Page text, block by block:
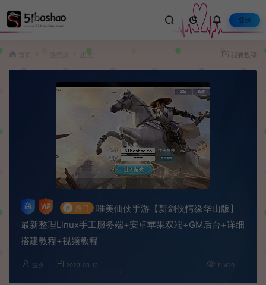
登录
手游资源 正文 我要投稿
# 热门
唯美仙侠手游【新剑侠情缘华山版】
最新整理Linux手工服务端+安卓苹果双端+GM后台+详细
搭建教程+视频教程
波少 2023-08-13 11,420